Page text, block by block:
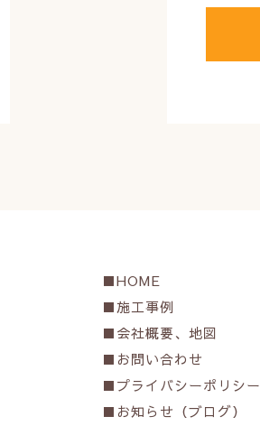
HOME
施工事例
会社概要、地図
お問い合わせ
プライバシーポリシー
お知らせ（ブログ）